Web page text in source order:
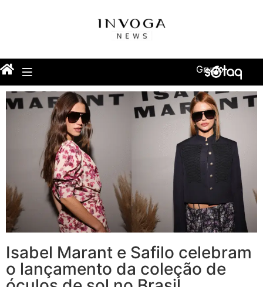
Grupo
Isabel Marant e Safilo celebram
o lançamento da coleção de